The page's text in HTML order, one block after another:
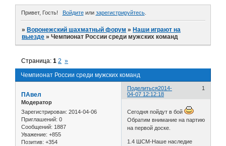
Привет, Гость! Войдитеили зарегистрируйтесь.
»Воронежский шахматный форум »Наши играют на
выезде »Чемпионат России среди мужских команд
Чемпионат России среди мужских команд
Страница:1 2 »
Поделиться 1
2014-
04-07 12:12:18
ПАвел
Модератор
Зарегистрирован: 2014-04-06
Приглашений: 0
Сообщений: 1887
Уважение: +855
Позитив: +354
Сегодня пойдут в бой
Обратим внимание на партию
на первой доске.
1.4 ШСМ-Наше наследие